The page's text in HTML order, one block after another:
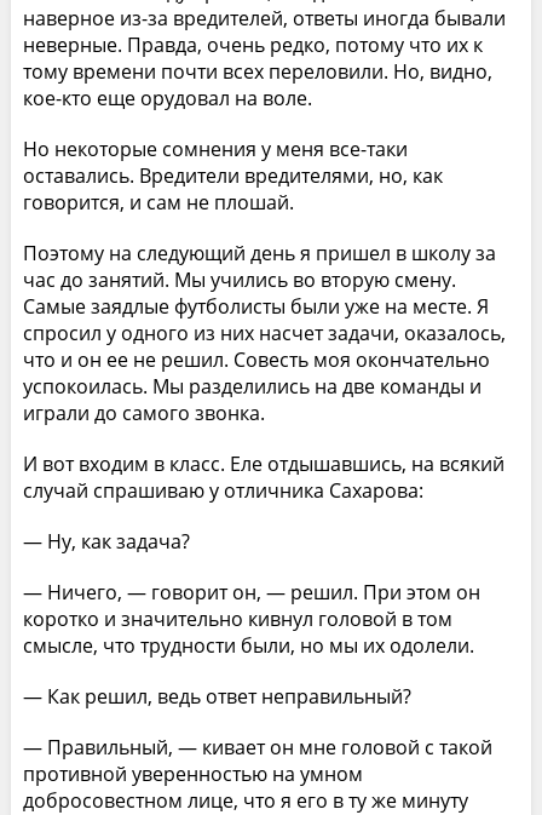
наверное из-за вредителей, ответы иногда бывали
неверные. Правда, очень редко, потому что их к
тому времени почти всех переловили. Но, видно,
кое-кто еще орудовал на воле.
Но некоторые сомнения у меня все-таки
оставались. Вредители вредителями, но, как
говорится, и сам не плошай.
Поэтому на следующий день я пришел в школу за
час до занятий. Мы учились во вторую смену.
Самые заядлые футболисты были уже на месте. Я
спросил у одного из них насчет задачи, оказалось,
что и он ее не решил. Совесть моя окончательно
успокоилась. Мы разделились на две команды и
играли до самого звонка.
И вот входим в класс. Еле отдышавшись, на всякий
случай спрашиваю у отличника Сахарова:
— Ну, как задача?
— Ничего, — говорит он, — решил. При этом он
коротко и значительно кивнул головой в том
смысле, что трудности были, но мы их одолели.
— Как решил, ведь ответ неправильный?
— Правильный, — кивает он мне головой с такой
противной уверенностью на умном
добросовестном лице, что я его в ту же минуту